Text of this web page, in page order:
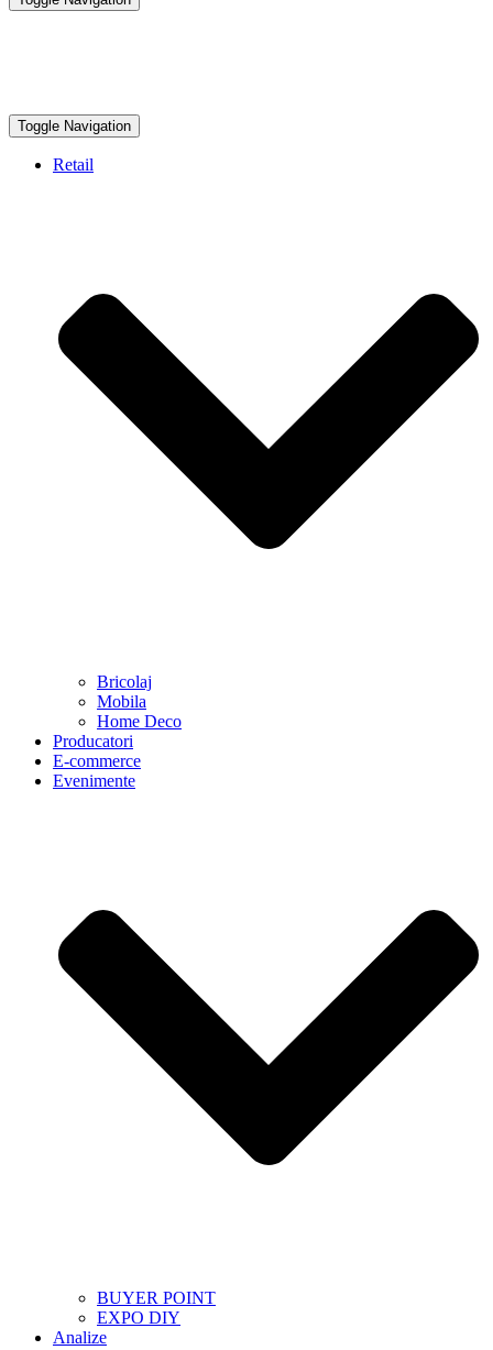
Toggle Navigation
Retail
Bricolaj
Mobila
Home Deco
Producatori
E-commerce
Evenimente
BUYER POINT
EXPO DIY
Analize